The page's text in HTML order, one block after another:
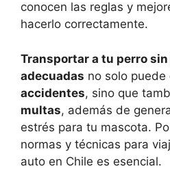
conocen las reglas y
hacerlo correctamente.
Transportar a tu perro
adecuadas no solo puede
accidentes, sino que
multas, además de
estrés para tu mascota.
normas y técnicas para
auto en Chile es esencial.